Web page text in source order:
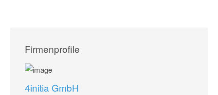
Firmenprofile
4initia GmbH